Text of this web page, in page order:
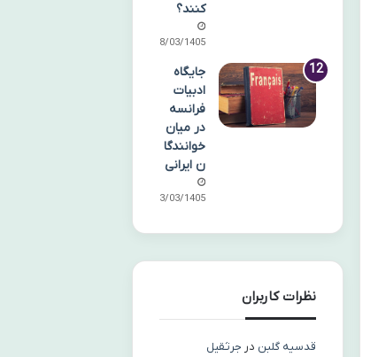
کنند؟
08/03/1405
جایگاه
ادبیات
فرانسه
در میان
خوانندگا
ن ایرانی
03/03/1405
نظرات کاربران
قدسیه گلبن در جرثقیل